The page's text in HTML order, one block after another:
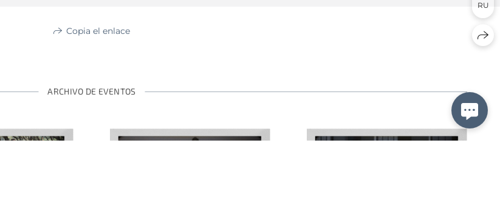
Copia el enlace
ARCHIVO DE EVENTOS
RU